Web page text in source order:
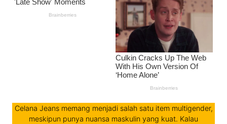
Celana Jeans memang menjadi salah satu item multigender,
meskipun punya nuansa maskulin yang kuat. Kalau